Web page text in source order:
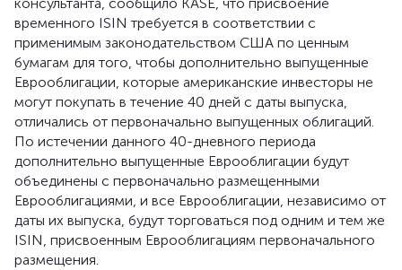
временного ISIN требуется в соответствии с
применимым законодательством США по ценным
бумагам для того, чтобы дополнительно выпущенные
Еврооблигации, которые американские инвесторы не
могут покупать в течение 40 дней с даты выпуска,
отличались от первоначально выпущенных облигаций.
По истечении данного 40-дневного периода
дополнительно выпущенные Еврооблигации будут
объединены с первоначально размещенными
Еврооблигациями, и все Еврооблигации, независимо от
даты их выпуска, будут торговаться под одним и тем же
ISIN, присвоенным Еврооблигациям первоначального
размещения.